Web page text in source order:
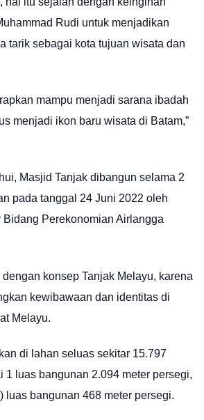
Rudi untuk menjadikan
tarik sebagai kota tujuan wisata dan
mampu menjadi sarana ibadah
menjadi ikon baru wisata di Batam,”
Masjid Tanjak dibangun selama 2
pada tanggal 24 Juni 2022 oleh
Bidang Perekonomian Airlangga
konsep Tanjak Melayu, karena
kewibawaan dan identitas di
Melayu.
di lahan seluas sekitar 15.797
1 luas bangunan 2.094 meter persegi,
luas bangunan 468 meter persegi.